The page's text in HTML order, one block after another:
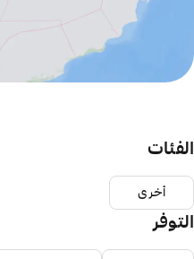
الفئات
أخرى
التوفر